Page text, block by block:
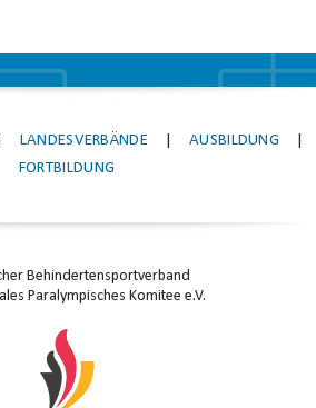
LANDESVERBÄNDE AUSBILDUNG
FORTBILDUNG
Behindertensportverband
Paralympisches Komitee e.V.